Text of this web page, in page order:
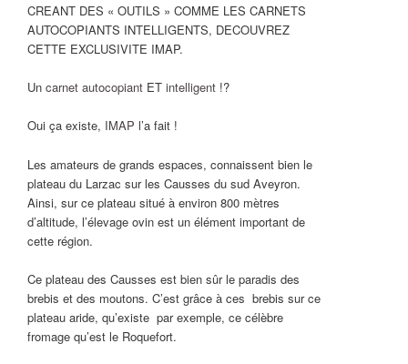
CREANT DES « OUTILS » COMME LES CARNETS
AUTOCOPIANTS INTELLIGENTS, DECOUVREZ
CETTE EXCLUSIVITE IMAP.
Un carnet autocopiantET intelligent!?
Oui ça existe, IMAP l’a fait !
Les amateurs de grands espaces, connaissent bien le
plateau du Larzac sur les Causses du sud Aveyron.
Ainsi, sur ce plateau situé à environ 800 mètres
d’altitude, l’élevage ovin est un élément important de
cette région.
Ce plateau des Causses est bien sûr le paradis des
brebis et des moutons. C’est grâce à ces brebis sur ce
plateau aride, qu’existe par exemple, ce célèbre
fromage qu’est le Roquefort.